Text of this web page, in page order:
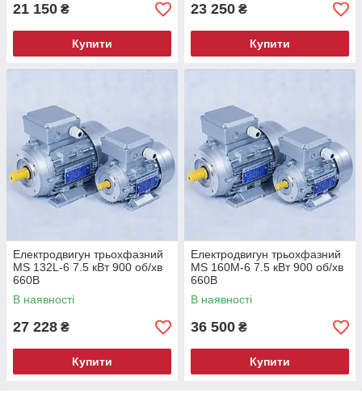
21 150 ₴
Купити
23 250 ₴
Купити
Електродвигун трьохфазний
MS 132L-6 7.5 кВт 900 об/хв
660В
В наявності
27 228 ₴
Купити
Електродвигун трьохфазний
MS 160M-6 7.5 кВт 900 об/хв
660В
В наявності
36 500 ₴
Купити